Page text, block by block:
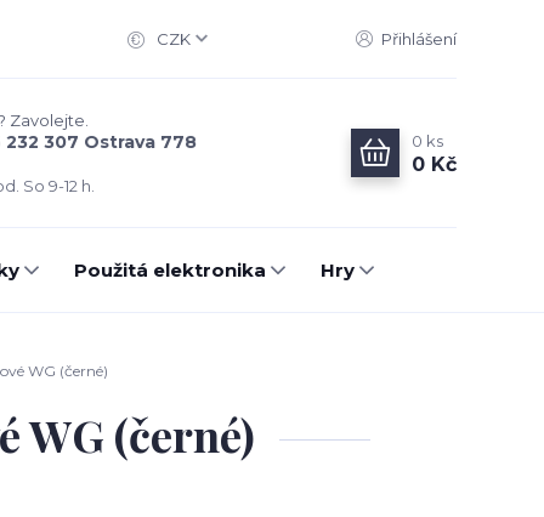
CZK Přihlášení
Zavolejte.
232 307 Ostrava 778
So 9-12 h.
0 ks
0 Kč
Použitá elektronika Hry
WG (černé)
WG (černé)